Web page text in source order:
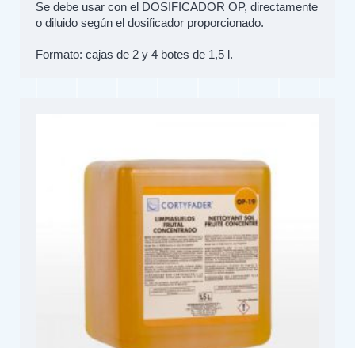
Se debe usar con el DOSIFICADOR OP, directamente
o diluido según el dosificador proporcionado.
Formato: cajas de 2 y 4 botes de 1,5 l.